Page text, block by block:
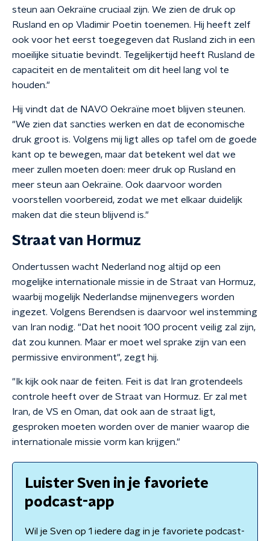
steun aan Oekraïne cruciaal zijn. We zien de druk op
Rusland en op Vladimir Poetin toenemen. Hij heeft zelf
ook voor het eerst toegegeven dat Rusland zich in een
moeilijke situatie bevindt. Tegelijkertijd heeft Rusland de
capaciteit en de mentaliteit om dit heel lang vol te
houden."
Hij vindt dat de NAVO Oekraïne moet blijven steunen.
"We zien dat sancties werken en dat de economische
druk groot is. Volgens mij ligt alles op tafel om de goede
kant op te bewegen, maar dat betekent wel dat we
meer zullen moeten doen: meer druk op Rusland en
meer steun aan Oekraïne. Ook daarvoor worden
voorstellen voorbereid, zodat we met elkaar duidelijk
maken dat die steun blijvend is."
Straat van Hormuz
Ondertussen wacht Nederland nog altijd op een
mogelijke internationale missie in de Straat van Hormuz,
waarbij mogelijk Nederlandse mijnenvegers worden
ingezet. Volgens Berendsen is daarvoor wel instemming
van Iran nodig. "Dat het nooit 100 procent veilig zal zijn,
dat zou kunnen. Maar er moet wel sprake zijn van een
permissive environment", zegt hij.
"Ik kijk ook naar de feiten. Feit is dat Iran grotendeels
controle heeft over de Straat van Hormuz. Er zal met
Iran, de VS en Oman, dat ook aan de straat ligt,
gesproken moeten worden over de manier waarop die
internationale missie vorm kan krijgen."
Luister Sven in je favoriete
podcast-app
Wil je Sven op 1 iedere dag in je favoriete podcast-